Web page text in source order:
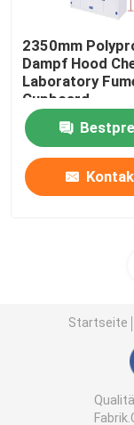
2350mm
Dampf Hood
Laboratory
Cupboard
Startseite